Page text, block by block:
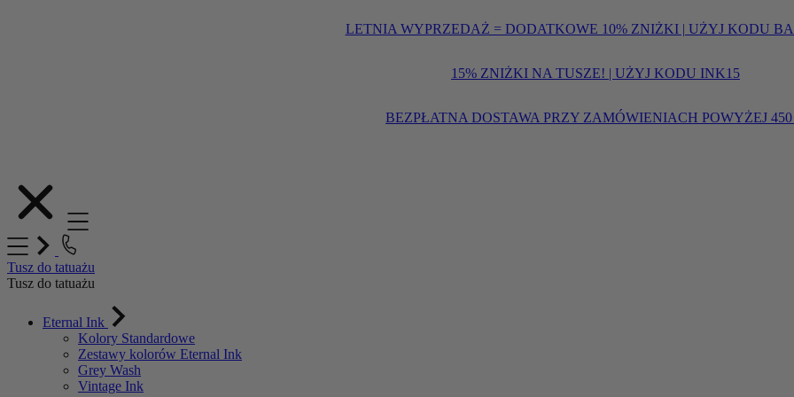
LETNIA WYPRZEDAŻ = DODATKOWE 10% ZNIŻKI | UŻYJ KODU
15% ZNIŻKI NA TUSZE! | UŻYJ KODU INK15
BEZPŁATNA DOSTAWA PRZY ZAMÓWIENIACH POWYŻEJ 450
Tusz do tatuażu
Tusz do tatuażu
Eternal Ink
Kolory Standardowe
Zestawy kolorów Eternal Ink
Grey Wash
Vintage Ink